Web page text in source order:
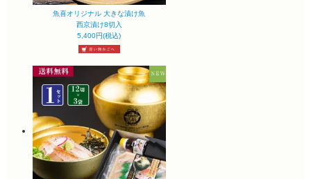
魚喜オリジナル 大きな漬け魚
西京漬け8切入
5,400円(税込)